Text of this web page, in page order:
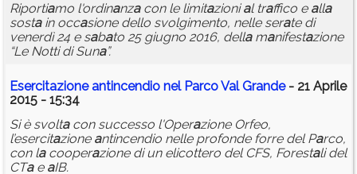
Riportiamo l'ordinanzacon le limitazionial traffico e alla
sostain occasione dello svolgimento, nelle serate di
venerdì 24 e sabato 25 giugno 2016, dellamanifestazione
“Le Notti di Suna”.
Esercitazioneantincendio nel Parco Val Grande- 21 Aprile
2015 - 15:34
Si è svoltacon successo l'Operazione Orfeo,
l’esercitazione antincendio nelle profonde forre del Parco,
con lacooperazione di un elicottero del CFS, Forestali del
CTae aIB.